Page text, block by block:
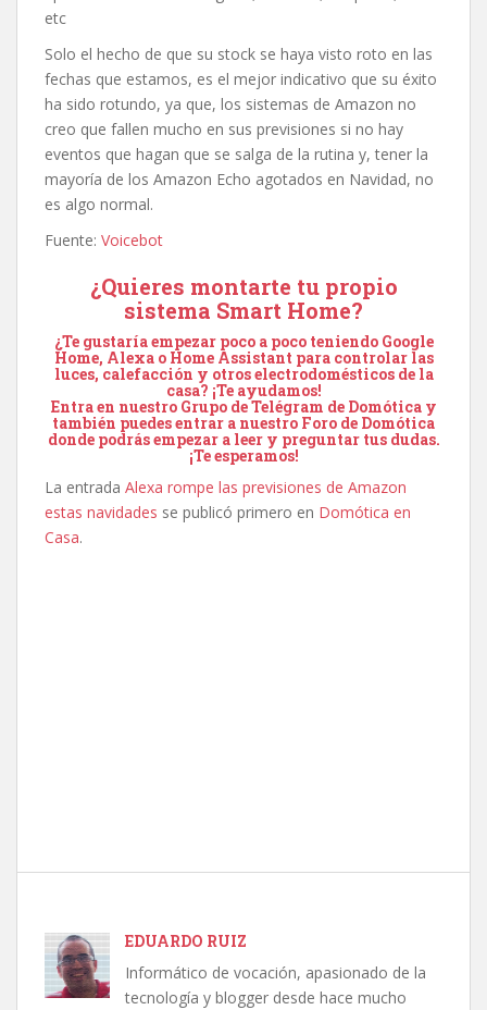
etc
Solo el hecho de que su stock se haya visto roto en las
fechas que estamos, es el mejor indicativo que su éxito
ha sido rotundo, ya que, los sistemas de Amazon no
creo que fallen mucho en sus previsiones si no hay
eventos que hagan que se salga de la rutina y, tener la
mayoría de los Amazon Echo agotados en Navidad, no
es algo normal.
Fuente: Voicebot
¿Quieres montarte tu propio
sistema Smart Home?
¿Te gustaría empezar poco a poco teniendo Google
Home, Alexa o Home Assistant para controlar las
luces, calefacción y otros electrodomésticos de la
casa? ¡Te ayudamos!
Entra en nuestro Grupo de Telégram de Domóticay
también puedes entrar a nuestro Foro de Domótica
donde podrás empezar a leer y preguntar tus dudas.
¡Te esperamos!
La entrada Alexa rompe las previsiones de Amazon
estas navidades se publicó primero en Domótica en
Casa.
EDUARDO RUIZ
Informático de vocación, apasionado de la
tecnología y blogger desde hace mucho